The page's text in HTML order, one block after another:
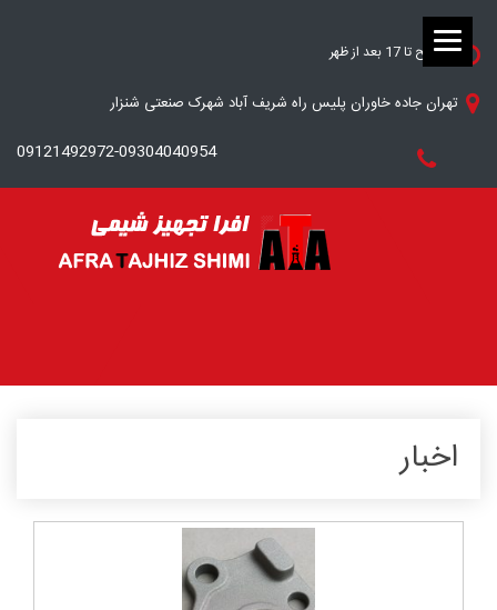
8 صبح تا 17 بعد از ظهر
تهران جاده خاوران پلیس راه شریف آباد شهرک صنعتی شنزار
09121492972-09304040954
اخبار